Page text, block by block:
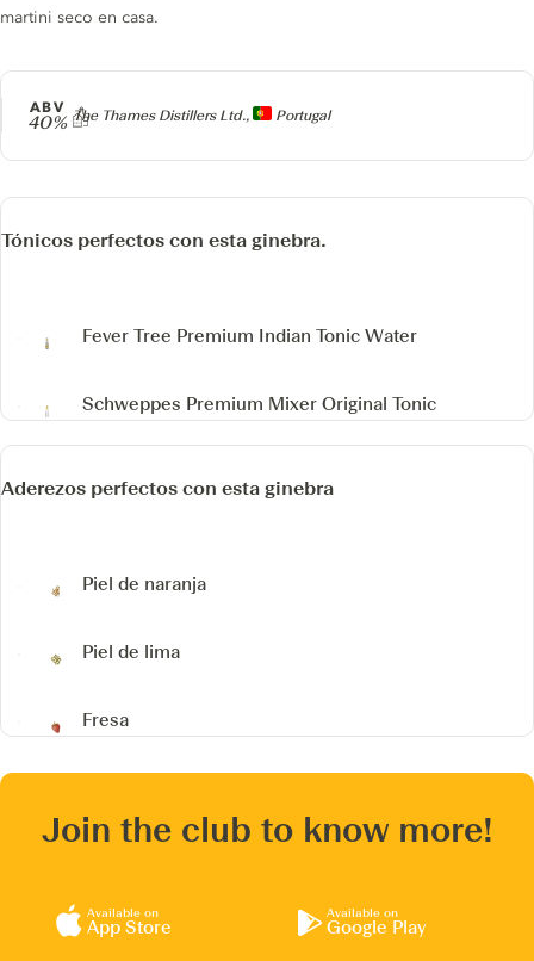
Producer
The Thames Distillers Ltd., Portugal
ABV
40%
martini seco en casa.
Tónicos perfectos con esta ginebra.
Fever Tree Premium Indian Tonic Water
Schweppes Premium Mixer Original Tonic
Aderezos perfectos con esta ginebra
Piel de naranja
Piel de lima
Fresa
Join the club to know more!
Available on
App Store
Available on
Google Play